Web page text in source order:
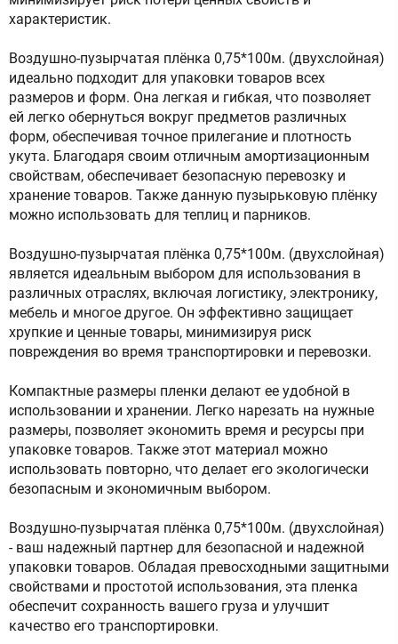
характеристик.
Воздушно-пузырчатая плёнка 0,75*100м. (двухслойная)
идеально подходит для упаковки товаров всех
размеров и форм. Она легкая и гибкая, что позволяет
ей легко обернуться вокруг предметов различных
форм, обеспечивая точное прилегание и плотность
укута. Благодаря своим отличным амортизационным
свойствам, обеспечивает безопасную перевозку и
хранение товаров. Также данную пузырьковую плёнку
можно использовать для теплиц и парников.
Воздушно-пузырчатая плёнка 0,75*100м. (двухслойная)
является идеальным выбором для использования в
различных отраслях, включая логистику, электронику,
мебель и многое другое. Он эффективно защищает
хрупкие и ценные товары, минимизируя риск
повреждения во время транспортировки и перевозки.
Компактные размеры пленки делают ее удобной в
использовании и хранении. Легко нарезать на нужные
размеры, позволяет экономить время и ресурсы при
упаковке товаров. Также этот материал можно
использовать повторно, что делает его экологически
безопасным и экономичным выбором.
Воздушно-пузырчатая плёнка 0,75*100м. (двухслойная)
- ваш надежный партнер для безопасной и надежной
упаковки товаров. Обладая превосходными защитными
свойствами и простотой использования, эта пленка
обеспечит сохранность вашего груза и улучшит
качество его транспортировки.